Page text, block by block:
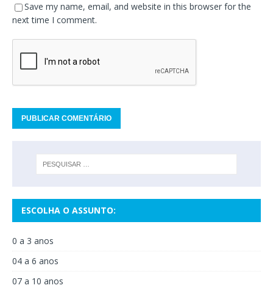
Save my name, email, and website in this browser for the
next time I comment.
ESCOLHA O ASSUNTO:
0 a 3 anos
04 a 6 anos
07 a 10 anos